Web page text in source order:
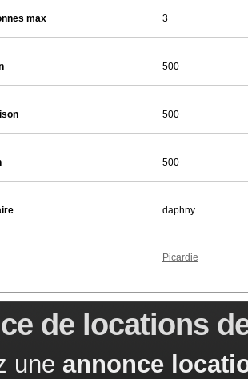
max 3
500
500
500
daphny
Picardie
de locations
une annonce